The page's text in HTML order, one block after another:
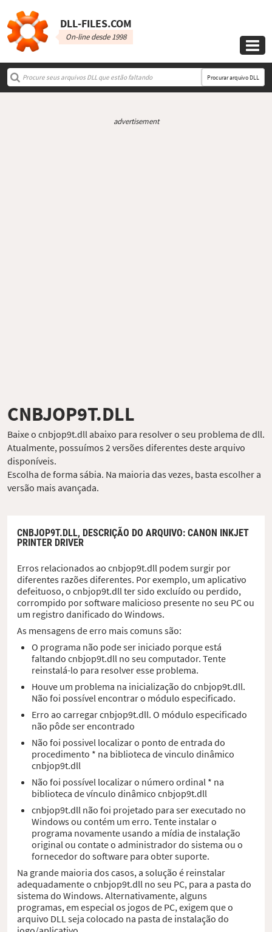
DLL‑FILES.COM
On-line desde 1998

Procurar arquivo DLL
advertisement
CNBJOP9T.DLL
Baixe o cnbjop9t.dll abaixo para resolver o seu problema de dll.
Atualmente, possuímos 2 versões diferentes deste arquivo
disponíveis.
Escolha de forma sábia. Na maioria das vezes, basta escolher a
versão mais avançada.
CNBJOP9T.DLL, DESCRIÇÃO DO ARQUIVO: CANON INKJET
PRINTER DRIVER
Erros relacionados ao cnbjop9t.dll podem surgir por
diferentes razões diferentes. Por exemplo, um aplicativo
defeituoso, o cnbjop9t.dll ter sido excluído ou perdido,
corrompido por software malicioso presente no seu PC ou
um registro danificado do Windows.
As mensagens de erro mais comuns são:
O programa não pode ser iniciado porque está
faltando cnbjop9t.dll no seu computador. Tente
reinstalá-lo para resolver esse problema.
Houve um problema na inicialização do cnbjop9t.dll.
Não foi possível encontrar o módulo especificado.
Erro ao carregar cnbjop9t.dll. O módulo especificado
não pôde ser encontrado
Não foi possivel localizar o ponto de entrada do
procedimento * na biblioteca de vinculo dinâmico
cnbjop9t.dll
Não foi possível localizar o número ordinal * na
biblioteca de vínculo dinâmico cnbjop9t.dll
cnbjop9t.dll não foi projetado para ser executado no
Windows ou contém um erro. Tente instalar o
programa novamente usando a mídia de instalação
original ou contate o administrador do sistema ou o
fornecedor do software para obter suporte.
Na grande maioria dos casos, a solução é reinstalar
adequadamente o cnbjop9t.dll no seu PC, para a pasta do
sistema do Windows. Alternativamente, alguns
programas, em especial os jogos de PC, exigem que o
arquivo DLL seja colocado na pasta de instalação do